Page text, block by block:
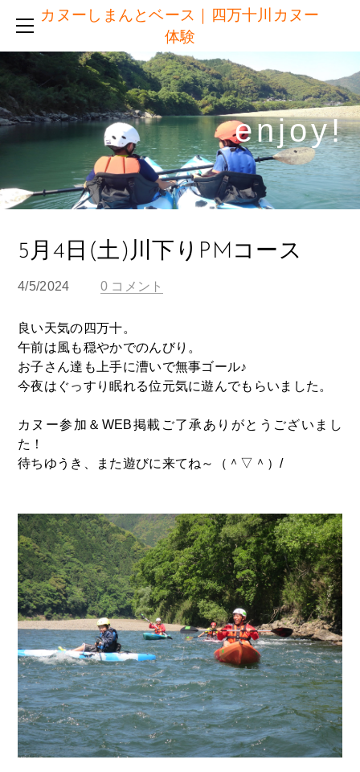
カヌーしまんとベース｜四万十川カヌー
体験
enjoy!​
5月4日(土)川下りPMコース
4/5/2024 0 コメント
良い天気の四万十。
午前は風も穏やかでのんびり。
お子さん達も上手に漕いで無事ゴール♪
今夜はぐっすり眠れる位元気に遊んでもらいました。
カヌー参加＆WEB掲載ご了承ありがとうございまし
た！
待ちゆうき、また遊びに来てね～（＾▽＾）/
半日コース ＆ 短時間コース
他社との違い
ご予約
服装・持ち物・施設
体験日の流れ
アクセス
ブログ
注意点・キャンセルについて